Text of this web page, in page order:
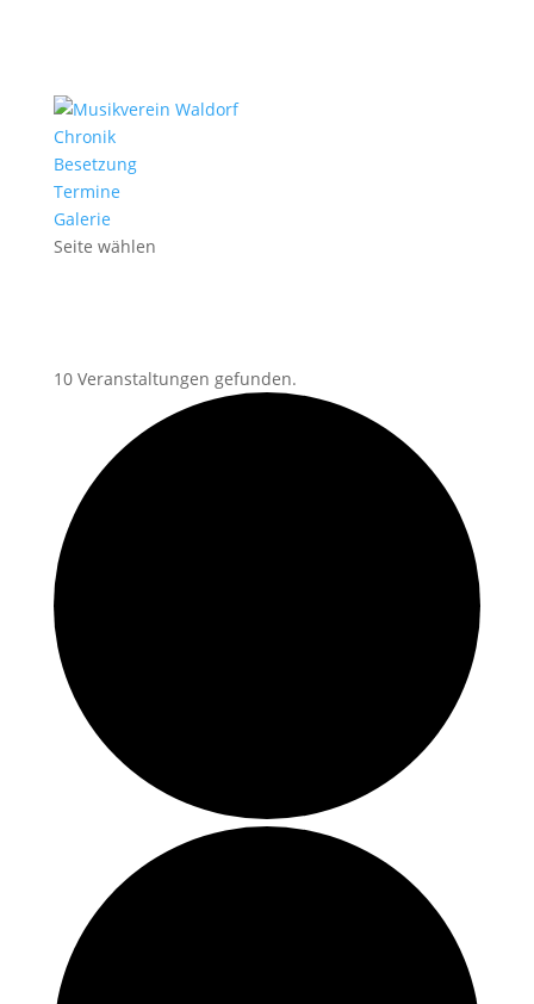
Chronik
Besetzung
Termine
Galerie
Seite wählen
10 Veranstaltungen gefunden.